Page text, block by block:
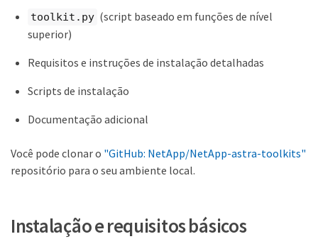
toolkit.py (script baseado em funções de nível
superior)
Requisitos e instruções de instalação detalhadas
Scripts de instalação
Documentação adicional
Você pode clonar o "GitHub: NetApp/NetApp-astra-toolkits"
repositório para o seu ambiente local.
Instalação e requisitos básicos